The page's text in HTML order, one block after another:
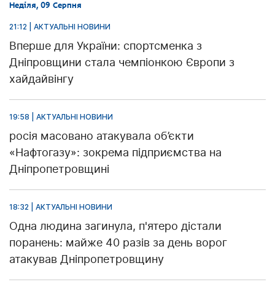
Неділя, 09 Серпня
21:12 | АКТУАЛЬНІ НОВИНИ
Вперше для України: спортсменка з
Дніпровщини стала чемпіонкою Європи з
хайдайвінгу
19:58 | АКТУАЛЬНІ НОВИНИ
росія масовано атакувала об’єкти
«Нафтогазу»: зокрема підприємства на
Дніпропетровщині
18:32 | АКТУАЛЬНІ НОВИНИ
Одна людина загинула, п'ятеро дістали
поранень: майже 40 разів за день ворог
атакував Дніпропетровщину